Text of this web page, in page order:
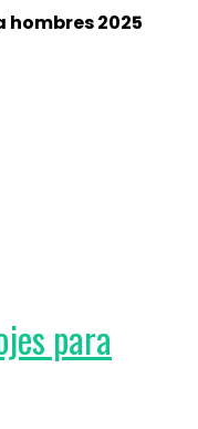
hombres 2025
para